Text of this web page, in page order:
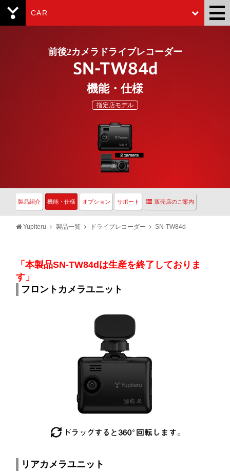
CAR
前後2カメラドライブレコーダー
SN-TW84d
機能・仕様
指定店モデル
製品紹介 機能・仕様 オプション サポート 販売店のご案内
Yupiteru 製品一覧 ドライブレコーダー SN-TW84d
「本製品SN-TW84dは生産を終了しておりま
す」
フロントカメラユニット
リアカメラユニット